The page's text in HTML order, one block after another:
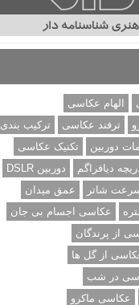
الهام عکاسی
ترفند عکاسی
ترکیب بندی
دوربین
تکنیک عکاسی
دیافراگم
دوربین DSLR
شاتر
عمق میدان
عکاسی اجسام بی جان
از پرندگان
از گل ها
در شب
عکاسی ماکرو